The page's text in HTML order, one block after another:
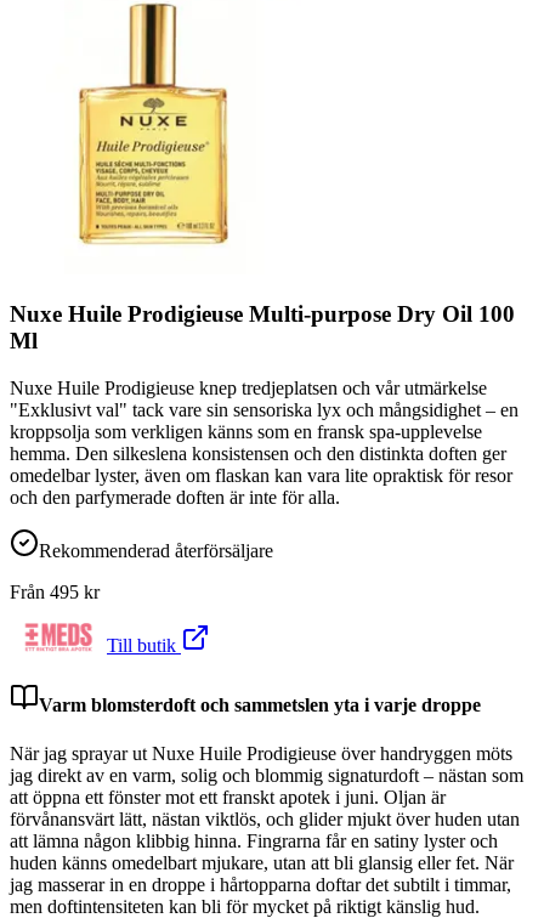
Nuxe Huile Prodigieuse Multi-purpose Dry Oil 100
Ml
Nuxe Huile Prodigieuse knep tredjeplatsen och vår utmärkelse
"Exklusivt val" tack vare sin sensoriska lyx och mångsidighet – en
kroppsolja som verkligen känns som en fransk spa-upplevelse
hemma. Den silkeslena konsistensen och den distinkta doften ger
omedelbar lyster, även om flaskan kan vara lite opraktisk för resor
och den parfymerade doften är inte för alla.
Rekommenderad återförsäljare
Från 495 kr
Till butik
Varm blomsterdoft och sammetslen yta i varje droppe
När jag sprayar ut Nuxe Huile Prodigieuse över handryggen möts
jag direkt av en varm, solig och blommig signaturdoft – nästan som
att öppna ett fönster mot ett franskt apotek i juni. Oljan är
förvånansvärt lätt, nästan viktlös, och glider mjukt över huden utan
att lämna någon klibbig hinna. Fingrarna får en satiny lyster och
huden känns omedelbart mjukare, utan att bli glansig eller fet. När
jag masserar in en droppe i hårtopparna doftar det subtilt i timmar,
men doftintensiteten kan bli för mycket på riktigt känslig hud.